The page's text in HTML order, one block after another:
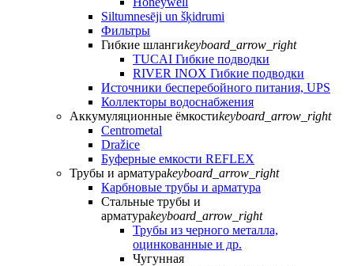
Siltumnesēji un šķidrumi
Фильтры
Гибкие шлангиkeyboard_arrow_right
TUCAI Гибкие подводки
RIVER INOX Гибкие подводки
Источники бесперебойного питания, UPS
Коллекторы водоснабжения
Аккумуляционные ёмкостиkeyboard_arrow_right
Centrometal
Dražice
Буферные емкости REFLEX
Трубы и арматураkeyboard_arrow_right
Карбновые трубы и арматура
Стальные трубы и
арматураkeyboard_arrow_right
Трубы из черного металла,
оцинкованные и др.
Чугунная